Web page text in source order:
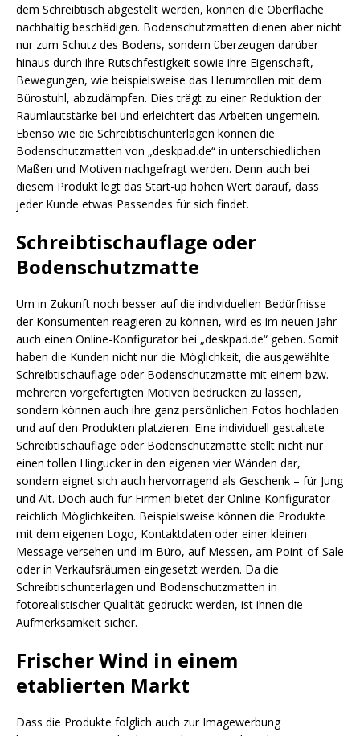
dem Schreibtisch abgestellt werden, können die Oberfläche
nachhaltig beschädigen. Bodenschutzmatten dienen aber nicht
nur zum Schutz des Bodens, sondern überzeugen darüber
hinaus durch ihre Rutschfestigkeit sowie ihre Eigenschaft,
Bewegungen, wie beispielsweise das Herumrollen mit dem
Bürostuhl, abzudämpfen. Dies trägt zu einer Reduktion der
Raumlautstärke bei und erleichtert das Arbeiten ungemein.
Ebenso wie die Schreibtischunterlagen können die
Bodenschutzmatten von „deskpad.de“ in unterschiedlichen
Maßen und Motiven nachgefragt werden. Denn auch bei
diesem Produkt legt das Start-up hohen Wert darauf, dass
jeder Kunde etwas Passendes für sich findet.
Schreibtischauflage oder
Bodenschutzmatte
Um in Zukunft noch besser auf die individuellen Bedürfnisse
der Konsumenten reagieren zu können, wird es im neuen Jahr
auch einen Online-Konfigurator bei „deskpad.de“ geben. Somit
haben die Kunden nicht nur die Möglichkeit, die ausgewählte
Schreibtischauflage oder Bodenschutzmatte mit einem bzw.
mehreren vorgefertigten Motiven bedrucken zu lassen,
sondern können auch ihre ganz persönlichen Fotos hochladen
und auf den Produkten platzieren. Eine individuell gestaltete
Schreibtischauflage oder Bodenschutzmatte stellt nicht nur
einen tollen Hingucker in den eigenen vier Wänden dar,
sondern eignet sich auch hervorragend als Geschenk – für Jung
und Alt. Doch auch für Firmen bietet der Online-Konfigurator
reichlich Möglichkeiten. Beispielsweise können die Produkte
mit dem eigenen Logo, Kontaktdaten oder einer kleinen
Message versehen und im Büro, auf Messen, am Point-of-Sale
oder in Verkaufsräumen eingesetzt werden. Da die
Schreibtischunterlagen und Bodenschutzmatten in
fotorealistischer Qualität gedruckt werden, ist ihnen die
Aufmerksamkeit sicher.
Frischer Wind in einem
etablierten Markt
Dass die Produkte folglich auch zur Imagewerbung